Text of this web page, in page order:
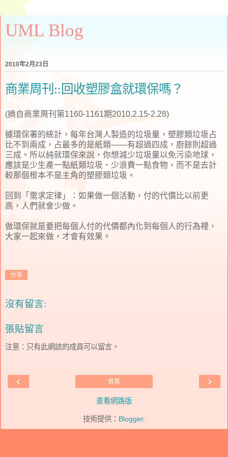
UML Blog
2010年2月23日
商業周刊::回收塑膠盒就環保嗎？
(摘自商業周刊第1160-1161期2010.2.15-2.28)
據環保署的統計，每年台灣人製造的垃圾量，塑膠類垃圾占
比不到兩成，占最多的是紙類——有超過四成，廚餘則超過
三成。所以純就環保來說，你想減少垃圾量以免污染地球，
應該是少生產一點紙類垃圾、少浪費一點食物，而不是去計
較那個根本不是主角的塑膠類垃圾。
回到「需求定律」：如果做一個活動，付的代價比以前更
高，人們就會少做。
做環保就是要把每個人付的代價都內化到每個人的行為裡，
大家一起來做，才會有效果。
分享
沒有留言:
張貼留言
注意：只有此網誌的成員可以留言。
‹ ›
首頁
查看網路版
技術提供： Blogger.